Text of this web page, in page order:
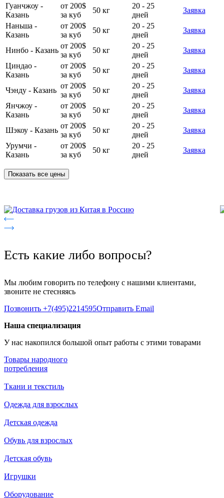
Гуанчжоу -
Казань
от 200$
за куб
50 кг
20 - 25
дней
Заявка
Наньша -
Казань
от 200$
за куб
50 кг
20 - 25
дней
Заявка
Нинбо - Казань
от 200$
за куб
50 кг
20 - 25
дней
Заявка
Циндао -
Казань
от 200$
за куб
50 кг
20 - 25
дней
Заявка
Чэнду - Казань
от 200$
за куб
50 кг
20 - 25
дней
Заявка
Янчжоу -
Казань
от 200$
за куб
50 кг
20 - 25
дней
Заявка
Шэкоу - Казань
от 200$
за куб
50 кг
20 - 25
дней
Заявка
Урумчи -
Казань
от 200$
за куб
50 кг
20 - 25
дней
Заявка
Показать все цены
Есть какие либо вопросы?
Мы любим говорить по телефону с нашими клиентами,
звоните не стесняясь
Позвонить +7(495)2214595Отправить Email
Наша специализация
У нас накопился большой опыт работы с этими товарами
Товары народного
потребления
Ткани и текстиль
Одежда для взрослых
Детская одежда
Обувь для взрослых
Детская обувь
Игрушки
Оборудование